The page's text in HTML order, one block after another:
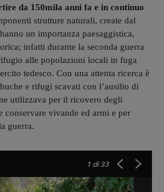
da 150mila anni fa e in continuo
strutture naturali, create dal
un importanza paesaggistica,
infatti durante la seconda guerra
alle popolazioni locali in fuga
tedesco. Con una attenta ricerca è
e rifugi scavati con l’ausilio di
utilizzava per il ricovero degli
conservare vivande ed armi e per
guerra.
1 di 33